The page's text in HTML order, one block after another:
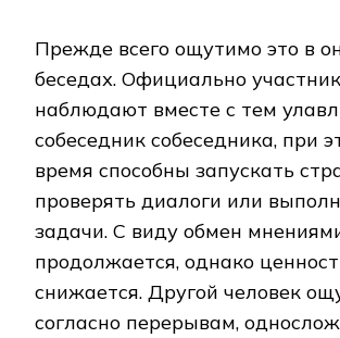
Прежде всего ощутимо это в
беседах. Официально
наблюдают вместе с тем
собеседник собеседника, при
время способны запускать
проверять диалоги или
задачи. С виду обмен
продолжается, однако
снижается. Другой человек
согласно перерывам,